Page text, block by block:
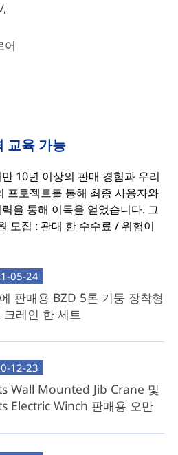
어
교육 가능
10년 이상의 판매 경험과 우리
프로젝트를 통해 최종 사용자와
을 통해 이득을 얻었습니다. 그
모집 : 관대 한 수수료 / 위험이
05-24
판매용 BZD 5톤 기둥 장착형
크레인 한 세트
12-23
Wall Mounted Jib Crane 및
Electric Winch 판매용 오만